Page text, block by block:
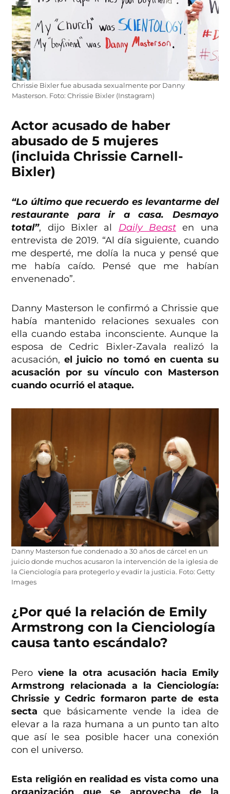
Chrissie Bixler fue abusada sexualmente por Danny
Masterson. Foto: Chrissie Bixler (Instagram)
Actor acusado de haber
abusado de 5 mujeres
(incluida Chrissie Carnell-
Bixler)
“Lo último que recuerdo es levantarme del
restaurante para ir a casa. Desmayo
total”, dijo Bixler al Daily Beasten una
entrevista de 2019. “Al día siguiente, cuando
me desperté, me dolía la nuca y pensé que
me había caído. Pensé que me habían
envenenado”.
Danny Masterson le confirmó a Chrissie que
había mantenido relaciones sexuales con
ella cuando estaba inconsciente. Aunque la
esposa de Cedric Bixler-Zavala realizó la
acusación,el juicio no tomó en cuenta su
acusación por su vínculo con Masterson
cuando ocurrió el ataque.
Danny Masterson fue condenado a 30 años de cárcel en un
juicio donde muchos acusaron la intervención de la iglesia de
la Cienciología para protegerlo y evadir la justicia. Foto: Getty
Images
¿Por qué la relación de Emily
Armstrong con la Cienciología
causa tanto escándalo?
Peroviene la otra acusación hacia Emily
Armstrong relacionada a la Cienciología:
Chrissie y Cedric formaron parte de esta
sectaque básicamente vende la idea de
elevar a la raza humana a un punto tan alto
que así le sea posible hacer una conexión
con el universo.
Esta religión en realidad es vista como una